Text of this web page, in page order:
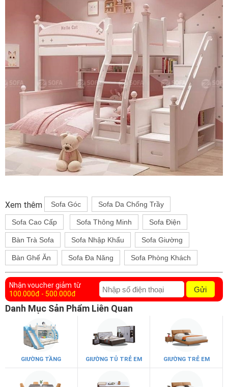
Xem thêm Sofa Góc Sofa Da Chống Trầy
Sofa Cao Cấp Sofa Thông Minh Sofa Điện
Bàn Trà Sofa Sofa Nhập Khẩu Sofa Giường
Bàn Ghế Ăn Sofa Đa Năng Sofa Phòng Khách
Nhận voucher giảm từ
100.000đ - 500.000đ
Gửi
Danh Mục Sản Phẩm Liên Quan
GIƯỜNG TẦNG GIƯỜNG TỦ TRẺ EM GIƯỜNG TRẺ EM